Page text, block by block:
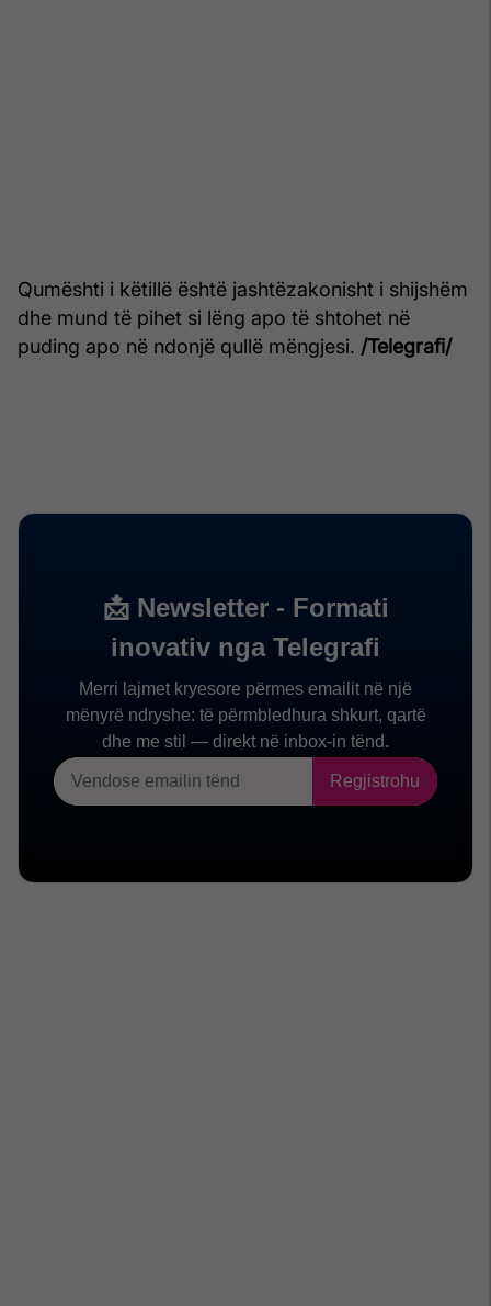
Qumështi i këtillë është jashtëzakonisht i shijshëm
dhe mund të pihet si lëng apo të shtohet në
puding apo në ndonjë qullë mëngjesi. /Telegrafi/